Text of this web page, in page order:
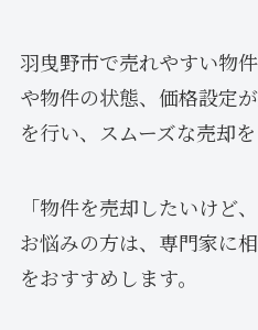
羽曳野市で売れやすい物
や物件の状態、価格設定
を行い、スムーズな売却
「物件を売却したいけど
お悩みの方は、専門家に
をおすすめします。